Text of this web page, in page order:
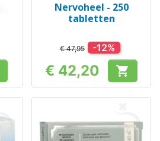
Nervoheel - 250
tabletten
€ 47,95 -12%
Prijs
€ 42,20 